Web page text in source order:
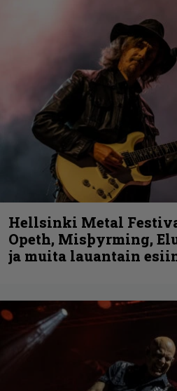
Hellsinki Metal
Opeth, Misþyrming,
ja muita lauantain